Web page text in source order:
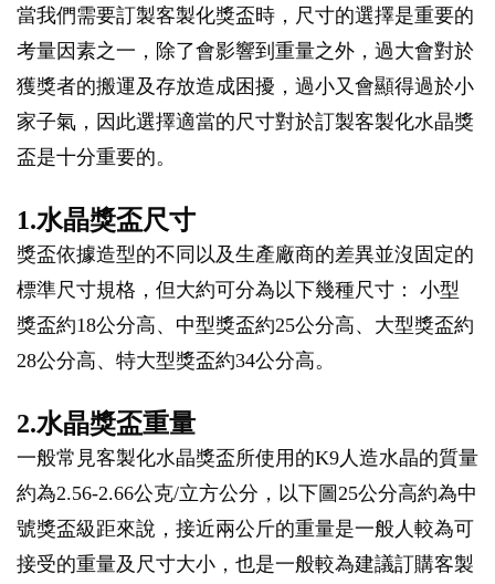
當我們需要訂製客製化獎盃時，尺寸的選擇是重要的
考量因素之一，除了會影響到重量之外，過大會對於
獲獎者的搬運及存放造成困擾，過小又會顯得過於小
家子氣，因此選擇適當的尺寸對於訂製客製化水晶獎
盃是十分重要的。
1.水晶獎盃尺寸
獎盃依據造型的不同以及生產廠商的差異並沒固定的
標準尺寸規格，但大約可分為以下幾種尺寸： 小型
獎盃約18公分高、中型獎盃約25公分高、大型獎盃約
28公分高、特大型獎盃約34公分高。
2.水晶獎盃重量
一般常見客製化水晶獎盃所使用的K9人造水晶的質量
約為2.56-2.66公克/立方公分，以下圖25公分高約為中
號獎盃級距來說，接近兩公斤的重量是一般人較為可
接受的重量及尺寸大小，也是一般較為建議訂購客製